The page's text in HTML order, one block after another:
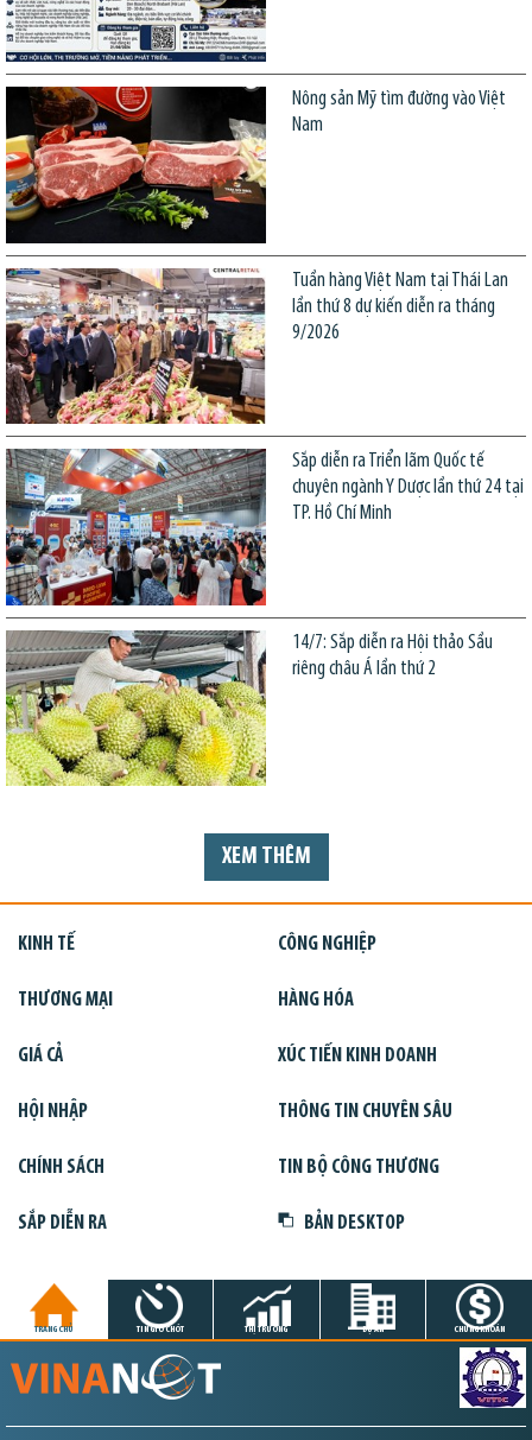
Nông sản Mỹ tìm đường vào Việt
Nam
Tuần hàng Việt Nam tại Thái Lan
lần thứ 8 dự kiến diễn ra tháng
9/2026
Sắp diễn ra Triển lãm Quốc tế
chuyên ngành Y Dược lần thứ 24 tại
TP. Hồ Chí Minh
14/7: Sắp diễn ra Hội thảo Sầu
riêng châu Á lần thứ 2
XEM THÊM
KINH TẾ CÔNG NGHIỆP
THƯƠNG MẠI HÀNG HÓA
GIÁ CẢ XÚC TIẾN KINH DOANH
HỘI NHẬP THÔNG TIN CHUYÊN SÂU
CHÍNH SÁCH TIN BỘ CÔNG THƯƠNG
SẮP DIỄN RA BẢN DESKTOP
TRANG CHỦ TIN GIỜ CHÓT THỊ TRƯỜNG DỰ ÁN CHỨNG KHOÁN